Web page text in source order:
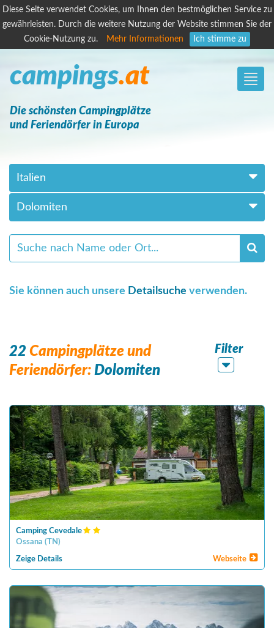
Diese Seite verwendet Cookies, um Ihnen den bestmöglichen Service zu
gewährleisten. Durch die weitere Nutzung der Website stimmen Sie der
Cookie-Nutzung zu.
Mehr Informationen Ich stimme zu
Toggle
campings.at
Die schönsten Campingplätze
und Feriendörfer in Europa
Italien
Dolomiten
Sie können auch unsere Detailsuche verwenden.
22 Campingplätze und
Feriendörfer: Dolomiten
Filter
Camping Cevedale
Ossana (TN)
Zeige Details Webseite